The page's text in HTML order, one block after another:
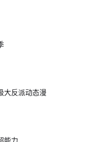
大反派动态漫
能力